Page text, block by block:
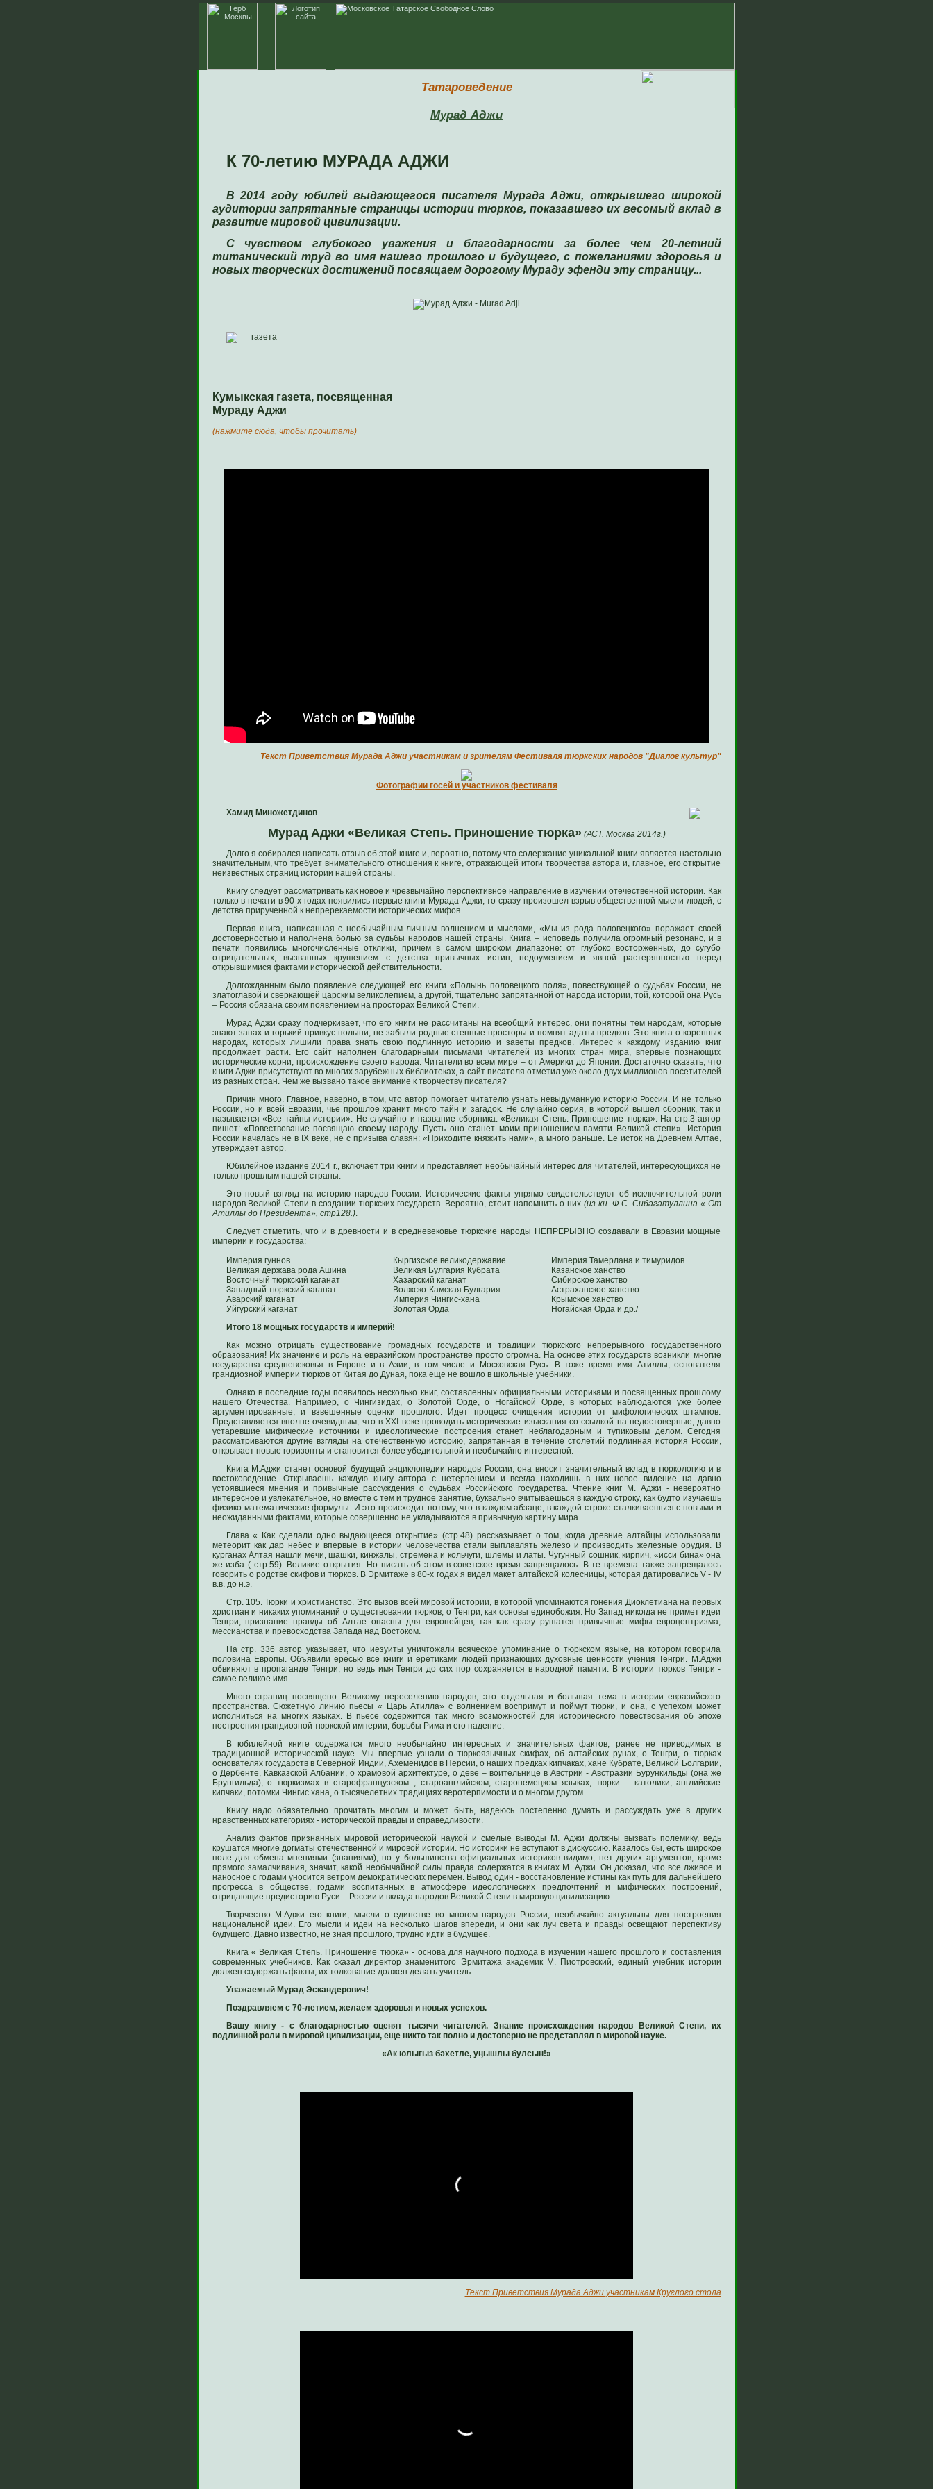
Татароведение
Мурад Аджи
К 70-летию МУРАДА АДЖИ
В 2014 году юбилей выдающегося писателя Мурада Аджи, открывшего широкой
аудитории запрятанные страницы истории тюрков, показавшего их весомый вклад в
развитие мировой цивилизации.
С чувством глубокого уважения и благодарности за более чем 20-летний
титанический труд во имя нашего прошлого и будущего, с пожеланиями здоровья и
новых творческих достижений посвящаем дорогому Мураду эфенди эту страницу...
Кумыкская газета, посвященная
Мураду Аджи
(нажмите сюда, чтобы прочитать)
Текст Приветствия Мурада Аджи участникам и зрителям Фестиваля тюркских народов "Диалог культур"
Фотографии госей и участников фестиваля
Хамид Миножетдинов
Мурад Аджи «Великая Степь. Приношение тюрка» (АСТ. Москва 2014г.)
Долго я собирался написать отзыв об этой книге и, вероятно, потому что содержание уникальной книги является настольно
значительным, что требует внимательного отношения к книге, отражающей итоги творчества автора и, главное, его открытие
неизвестных страниц истории нашей страны.
Книгу следует рассматривать как новое и чрезвычайно перспективное направление в изучении отечественной истории. Как
только в печати в 90-х годах появились первые книги Мурада Аджи, то сразу произошел взрыв общественной мысли людей, с
детства прирученной к непререкаемости исторических мифов.
Первая книга, написанная с необычайным личным волнением и мыслями, «Мы из рода половецкого» поражает своей
достоверностью и наполнена болью за судьбы народов нашей страны. Книга – исповедь получила огромный резонанс, и в
печати появились многочисленные отклики, причем в самом широком диапазоне: от глубоко восторженных, до сугубо
отрицательных, вызванных крушением с детства привычных истин, недоумением и явной растерянностью перед
открывшимися фактами исторической действительности.
Долгожданным было появление следующей его книги «Полынь половецкого поля», повествующей о судьбах России, не
златоглавой и сверкающей царским великолепием, а другой, тщательно запрятанной от народа истории, той, которой она Русь
– Россия обязана своим появлением на просторах Великой Степи.
Мурад Аджи сразу подчеркивает, что его книги не рассчитаны на всеобщий интерес, они понятны тем народам, которые
знают запах и горький привкус полыни, не забыли родные степные просторы и помнят адаты предков. Это книга о коренных
народах, которых лишили права знать свою подлинную историю и заветы предков. Интерес к каждому изданию книг
продолжает расти. Его сайт наполнен благодарными письмами читателей из многих стран мира, впервые познающих
исторические корни, происхождение своего народа. Читатели во всем мире – от Америки до Японии. Достаточно сказать, что
книги Аджи присутствуют во многих зарубежных библиотеках, а сайт писателя отметил уже около двух миллионов посетителей
из разных стран. Чем же вызвано такое внимание к творчеству писателя?
Причин много. Главное, наверно, в том, что автор помогает читателю узнать невыдуманную историю России. И не только
России, но и всей Евразии, чье прошлое хранит много тайн и загадок. Не случайно серия, в которой вышел сборник, так и
называется «Все тайны истории». Не случайно и название сборника: «Великая Степь. Приношение тюрка». На стр.3 автор
пишет: «Повествование посвящаю своему народу. Пусть оно станет моим приношением памяти Великой степи». История
России началась не в IX веке, не с призыва славян: «Приходите княжить нами», а много раньше. Ее исток на Древнем Алтае,
утверждает автор.
Юбилейное издание 2014 г., включает три книги и представляет необычайный интерес для читателей, интересующихся не
только прошлым нашей страны.
Это новый взгляд на историю народов России. Исторические факты упрямо свидетельствуют об исключительной роли
народов Великой Степи в создании тюркских государств. Вероятно, стоит напомнить о них(из кн. Ф.С. Сибагатуллина « От
Атиллы до Президента», стр128.).
Следует отметить, что и в древности и в средневековье тюркские народы НЕПРЕРЫВНО создавали в Евразии мощные
империи и государства:
Империя гуннов
Кыргизское великодержавие
Империя Тамерлана и тимуридов
Великая держава рода Ашина
Великая Булгария Кубрата
Казанское ханство
Восточный тюркский каганат
Хазарский каганат
Сибирское ханство
Западный тюркский каганат
Волжско-Камская Булгария
Астраханское ханство
Аварский каганат
Империя Чингис-хана
Крымское ханство
Уйгурский каганат
Золотая Орда
Ногайская Орда и др./
Итого 18 мощных государств и империй!
Как можно отрицать существование громадных государств и традиции тюркского непрерывного государственного
образования! Их значение и роль на евразийском пространстве просто огромна. На основе этих государств возникли многие
государства средневековья в Европе и в Азии, в том числе и Московская Русь. В тоже время имя Атиллы, основателя
грандиозной империи тюрков от Китая до Дуная, пока еще не вошло в школьные учебники.
Однако в последние годы появилось несколько книг, составленных официальными историками и посвященных прошлому
нашего Отечества. Например, о Чингизидах, о Золотой Орде, о Ногайской Орде, в которых наблюдаются уже более
аргументированные, и взвешенные оценки прошлого. Идет процесс очищения истории от мифологических штампов.
Представляется вполне очевидным, что в XXI веке проводить исторические изыскания со ссылкой на недостоверные, давно
устаревшие мифические источники и идеологические построения станет неблагодарным и тупиковым делом. Сегодня
рассматриваются другие взгляды на отечественную историю, запрятанная в течение столетий подлинная история России,
открывает новые горизонты и становится более убедительной и необычайно интересной.
Книга М.Аджи станет основой будущей энциклопедии народов России, она вносит значительный вклад в тюркологию и в
востоковедение. Открываешь каждую книгу автора с нетерпением и всегда находишь в них новое видение на давно
устоявшиеся мнения и привычные рассуждения о судьбах Российского государства. Чтение книг М. Аджи - невероятно
интересное и увлекательное, но вместе с тем и трудное занятие, буквально вчитываешься в каждую строку, как будто изучаешь
физико-математические формулы. И это происходит потому, что в каждом абзаце, в каждой строке сталкиваешься с новыми и
неожиданными фактами, которые совершенно не укладываются в привычную картину мира.
Глава « Как сделали одно выдающееся открытие» (стр.48) рассказывает о том, когда древние алтайцы использовали
метеорит как дар небес и впервые в истории человечества стали выплавлять железо и производить железные орудия. В
курганах Алтая нашли мечи, шашки, кинжалы, стремена и кольчуги, шлемы и латы. Чугунный сошник, кирпич, «исси бина» она
же изба ( стр.59). Великие открытия. Но писать об этом в советское время запрещалось. В те времена также запрещалось
говорить о родстве скифов и тюрков. В Эрмитаже в 80-х годах я видел макет алтайской колесницы, которая датировались V - IV
в.в. до н.э.
Стр. 105. Тюрки и христианство. Это вызов всей мировой истории, в которой упоминаются гонения Диоклетиана на первых
христиан и никаких упоминаний о существовании тюрков, о Тенгри, как основы единобожия. Но Запад никогда не примет идеи
Тенгри, признание правды об Алтае опасны для европейцев, так как сразу рушатся привычные мифы евроцентризма,
мессианства и превосходства Запада над Востоком.
На стр. 336 автор указывает, что иезуиты уничтожали всяческое упоминание о тюркском языке, на котором говорила
половина Европы. Объявили ересью все книги и еретиками людей признающих духовные ценности учения Тенгри. М.Аджи
обвиняют в пропаганде Тенгри, но ведь имя Тенгри до сих пор сохраняется в народной памяти. В истории тюрков Тенгри -
самое великое имя.
Много страниц посвящено Великому переселению народов, это отдельная и большая тема в истории евразийского
пространства. Сюжетную линию пьесы « Царь Атилла» с волнением воспримут и поймут тюрки, и она, с успехом может
исполниться на многих языках. В пьесе содержится так много возможностей для исторического повествования об эпохе
построения грандиозной тюркской империи, борьбы Рима и его падение.
В юбилейной книге содержатся много необычайно интересных и значительных фактов, ранее не приводимых в
традиционной исторической науке. Мы впервые узнали о тюркоязычных скифах, об алтайских рунах, о Тенгри, о тюрках
основателях государств в Северной Индии, Ахеменидов в Персии, о наших предках кипчаках, хане Кубрате, Великой Болгарии,
о Дербенте, Кавказской Албании, о храмовой архитектуре, о деве – воительнице в Австрии - Австразии Бурункильды (она же
Брунгильда), о тюркизмах в старофранцузском , староанглийском, старонемецком языках, тюрки – католики, английские
кипчаки, потомки Чингис хана, о тысячелетних традициях веротерпимости и о многом другом.…
Книгу надо обязательно прочитать многим и может быть, надеюсь постепенно думать и рассуждать уже в других
нравственных категориях - исторической правды и справедливости.
Анализ фактов признанных мировой исторической наукой и смелые выводы М. Аджи должны вызвать полемику, ведь
крушатся многие догматы отечественной и мировой истории. Но историки не вступают в дискуссию. Казалось бы, есть широкое
поле для обмена мнениями (знаниями), но у большинства официальных историков видимо, нет других аргументов, кроме
прямого замалчивания, значит, какой необычайной силы правда содержатся в книгах М. Аджи. Он доказал, что все лживое и
наносное с годами уносится ветром демократических перемен. Вывод один - восстановление истины как путь для дальнейшего
прогресса в обществе, годами воспитанных в атмосфере идеологических предпочтений и мифических построений,
отрицающие предисторию Руси – России и вклада народов Великой Степи в мировую цивилизацию.
Творчество М.Аджи его книги, мысли о единстве во многом народов России, необычайно актуальны для построения
национальной идеи. Его мысли и идеи на несколько шагов впереди, и они как луч света и правды освещают перспективу
будущего. Давно известно, не зная прошлого, трудно идти в будущее.
Книга « Великая Степь. Приношение тюрка» - основа для научного подхода в изучении нашего прошлого и составления
современных учебников. Как сказал директор знаменитого Эрмитажа академик М. Пиотровский, единый учебник истории
должен содержать факты, их толкование должен делать учитель.
Уважаемый Мурад Эскандерович!
Поздравляем с 70-летием, желаем здоровья и новых успехов.
Вашу книгу - с благодарностью оценят тысячи читателей. Знание происхождения народов Великой Степи, их
подлинной роли в мировой цивилизации, еще никто так полно и достоверно не представлял в мировой науке.
«Ак юлыгыз бәхетле, уӊышлы булсын!»
Текст Приветствия Мурада Аджи участникам Круглого стола